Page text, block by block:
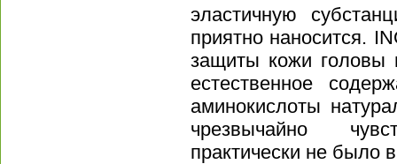
эластичную
приятно наносится.
защиты кожи головы
естественное
аминокислоты
чрезвычайно
практически не было